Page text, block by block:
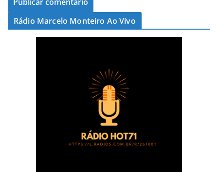
Rádio Marcelo Monteiro Ao Vivo